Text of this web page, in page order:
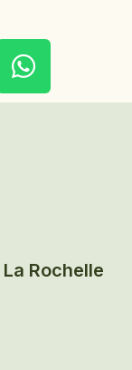
W
h
a
La Rochelle